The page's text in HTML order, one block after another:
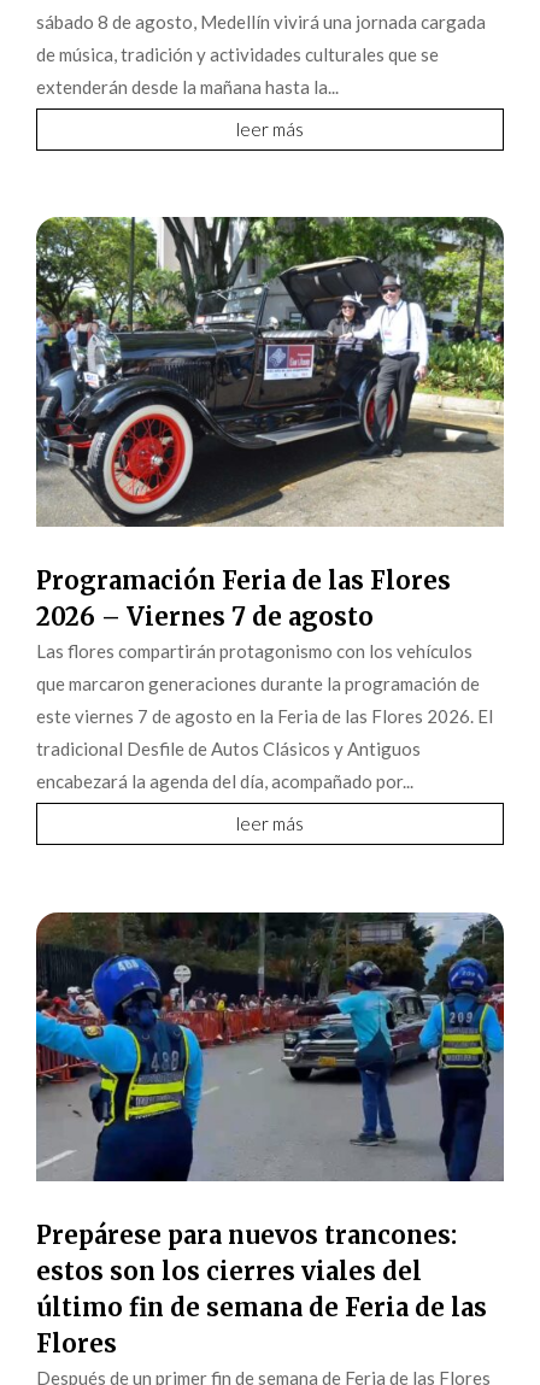
sábado 8 de agosto, Medellín vivirá una jornada cargada
de música, tradición y actividades culturales que se
extenderán desde la mañana hasta la...
leer más
Programación Feria de las Flores
2026 – Viernes 7 de agosto
Las flores compartirán protagonismo con los vehículos
que marcaron generaciones durante la programación de
este viernes 7 de agosto en la Feria de las Flores 2026. El
tradicional Desfile de Autos Clásicos y Antiguos
encabezará la agenda del día, acompañado por...
leer más
Prepárese para nuevos trancones:
estos son los cierres viales del
último fin de semana de Feria de las
Flores
Después de un primer fin de semana de Feria de las Flores